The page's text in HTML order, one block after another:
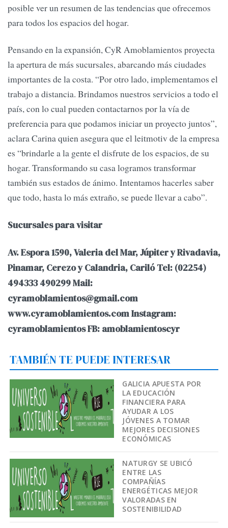
posible ver un resumen de las tendencias que ofrecemos
para todos los espacios del hogar.
Pensando en la expansión, CyR Amoblamientos proyecta
la apertura de más sucursales, abarcando más ciudades
importantes de la costa. “Por otro lado, implementamos el
trabajo a distancia. Brindamos nuestros servicios a todo el
país, con lo cual pueden contactarnos por la vía de
preferencia para que podamos iniciar un proyecto juntos”,
aclara Carina quien asegura que el leitmotiv de la empresa
es “brindarle a la gente el disfrute de los espacios, de su
hogar. Transformando su casa logramos transformar
también sus estados de ánimo. Intentamos hacerles saber
que todo, hasta lo más extraño, se puede llevar a cabo”.
Sucursales para visitar
Av. Espora 1590, Valeria del Mar, Júpiter y Rivadavia,
Pinamar, Cerezo y Calandria, Cariló Tel: (02254)
494333 490299 Mail:
cyramoblamientos@gmail.com
www.cyramoblamientos.com Instagram:
cyramoblamientos FB: amoblamientoscyr
TAMBIÉN TE PUEDE INTERESAR
GALICIA APUESTA POR
LA EDUCACIÓN
FINANCIERA PARA
AYUDAR A LOS
JÓVENES A TOMAR
MEJORES DECISIONES
ECONÓMICAS
NATURGY SE UBICÓ
ENTRE LAS
COMPAÑÍAS
ENERGÉTICAS MEJOR
VALORADAS EN
SOSTENIBILIDAD